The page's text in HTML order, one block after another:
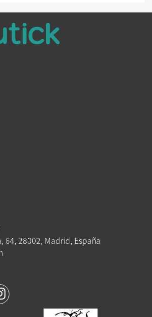
64, 28002, Madrid, España